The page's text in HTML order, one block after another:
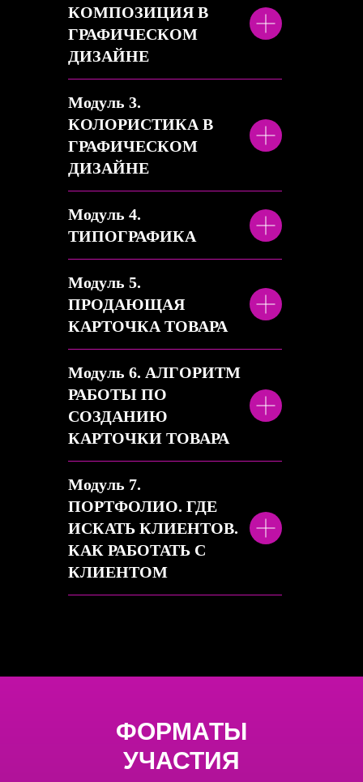
КОМПОЗИЦИЯ В
ГРАФИЧЕСКОМ
ДИЗАЙНЕ
Модуль 3.
КОЛОРИСТИКА В
ГРАФИЧЕСКОМ
ДИЗАЙНЕ
Модуль 4.
ТИПОГРАФИКА
Модуль 5.
ПРОДАЮЩАЯ
КАРТОЧКА ТОВАРА
Модуль 6. АЛГОРИТМ
РАБОТЫ ПО
СОЗДАНИЮ
КАРТОЧКИ ТОВАРА
Модуль 7.
ПОРТФОЛИО. ГДЕ
ИСКАТЬ КЛИЕНТОВ.
КАК РАБОТАТЬ С
КЛИЕНТОМ
ФОРМАТЫ
УЧАСТИЯ